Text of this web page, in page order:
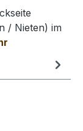
/ Nieten) im